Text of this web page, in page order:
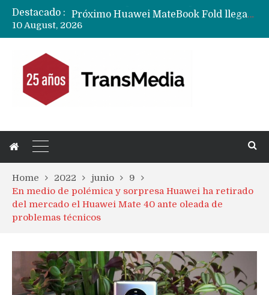
Destacado :
Fabricantes suben precios de teléfonos y ganan más dinero en un mercado donde Xiaomi alerta por no mejorar ventas
10 August, 2026
Home 2022 junio
9
En medio de polémica y sorpresa Huawei ha retirado
del mercado el Huawei Mate 40 ante oleada de
problemas técnicos